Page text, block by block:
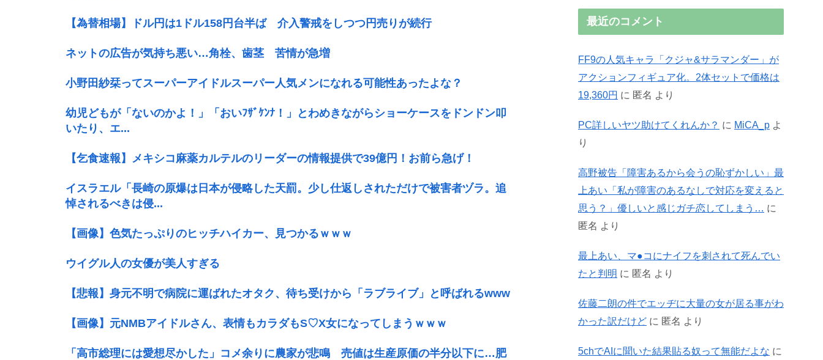
【為替相場】ドル円は1ドル158円台半ば 介入警戒をしつつ円売りが続行
ネットの広告が気持ち悪い…角栓、歯茎 苦情が急増
小野田紗栞ってスーパーアイドルスーパー人気メンになれる可能性あったよな？
幼児どもが「ないのかよ！」「おいﾌｻﾞｹﾝﾅ！」とわめきながらショーケースをドンドン叩
いたり、エ...
【乞食速報】メキシコ麻薬カルテルのリーダーの情報提供で39億円！お前ら急げ！
イスラエル「長崎の原爆は日本が侵略した天罰。少し仕返しされただけで被害者ヅラ。追
悼されるべきは侵...
【画像】色気たっぷりのヒッチハイカー、見つかるｗｗｗ
ウイグル人の女優が美人すぎる
【悲報】身元不明で病院に運ばれたオタク、待ち受けから「ラブライブ」と呼ばれるwww
【画像】元NMBアイドルさん、表情もカラダもS♡X女になってしまうｗｗｗ
「高市総理には愛想尽かした」コメ余りに農家が悲鳴 売値は生産原価の半分以下に…肥
最近のコメント
FF9の人気キャラ「クジャ&サラマンダー」が
アクションフィギュア化。2体セットで価格は
19,360円 に 匿名 より
PC詳しいヤツ助けてくれんか？ に MiCA_p よ
り
高野被告「障害あるから会うの恥ずかしい」最
上あい「私が障害のあるなしで対応を変えると
思う？」優しいと感じガチ恋してしまう…
に
匿名 より
最上あい、マ●コにナイフを刺されて死んでい
たと判明 に 匿名 より
佐藤二朗の件でエッヂに大量の女が居る事がわ
かった訳だけど に 匿名 より
5chでAIに聞いた結果貼る奴って無能だよな に